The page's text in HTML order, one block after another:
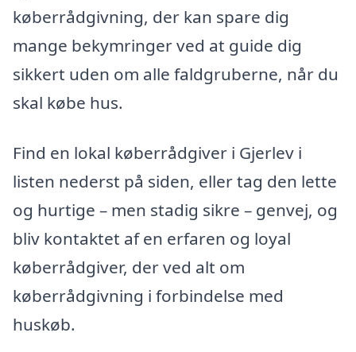
køberrådgivning, der kan spare dig
mange bekymringer ved at guide dig
sikkert uden om alle faldgruberne, når du
skal købe hus.
Find en lokal køberrådgiver i Gjerlev i
listen nederst på siden, eller tag den lette
og hurtige – men stadig sikre – genvej, og
bliv kontaktet af en erfaren og loyal
køberrådgiver, der ved alt om
køberrådgivning i forbindelse med
huskøb.